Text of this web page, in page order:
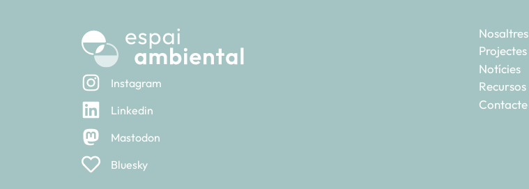
Instagram
Linkedin
Mastodon
Bluesky
Nosaltres
Projectes
Notícies
Recursos
Contacte